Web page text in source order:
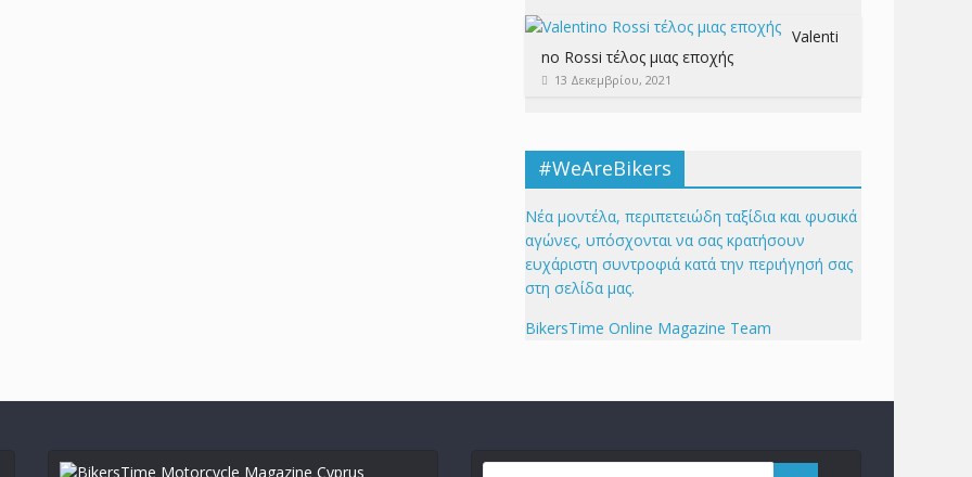
Valenti
no Rossi τέλος μιας εποχής
13 Δεκεμβρίου, 2021
#WeAreBikers
Νέα μοντέλα, περιπετειώδη ταξίδια και φυσικά
αγώνες, υπόσχονται να σας κρατήσουν
ευχάριστη συντροφιά κατά την περιήγησή σας
στη σελίδα μας.
BikersTime Online Magazine Team